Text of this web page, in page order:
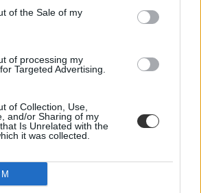
of the Sale of my
of processing my
Targeted Advertising.
of Collection, Use,
and/or Sharing of my
Is Unrelated with the
it was collected.
Hálózat képviselőivel egyezetett. Forrás: